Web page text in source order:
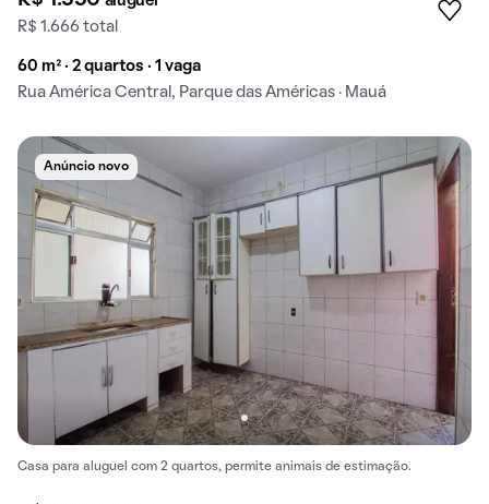
R$ 1.666 total
60 m² · 2 quartos · 1 vaga
Rua América Central, Parque das Américas · Mauá
Anúncio novo
Casa para aluguel com 2 quartos, permite animais de estimação.